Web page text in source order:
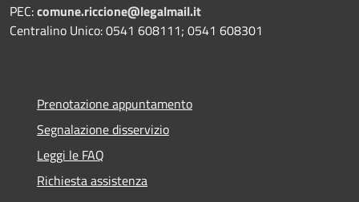
PEC:comune.riccione@legalmail.it
Centralino Unico: 0541 608111; 0541 608301
Prenotazione appuntamento
Segnalazione disservizio
Leggi le FAQ
Richiesta assistenza